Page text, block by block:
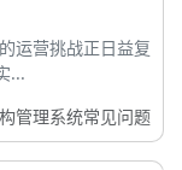
运营挑战正日益复
...
管理系统常见问题